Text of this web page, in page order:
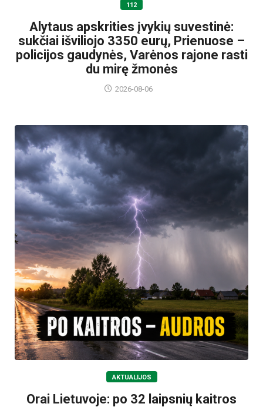
112
Alytaus apskrities įvykių suvestinė:
sukčiai išviliojo 3350 eurų, Prienuose –
policijos gaudynės, Varėnos rajone rasti
du mirę žmonės
2026-08-06
AKTUALIJOS
Orai Lietuvoje: po 32 laipsnių kaitros